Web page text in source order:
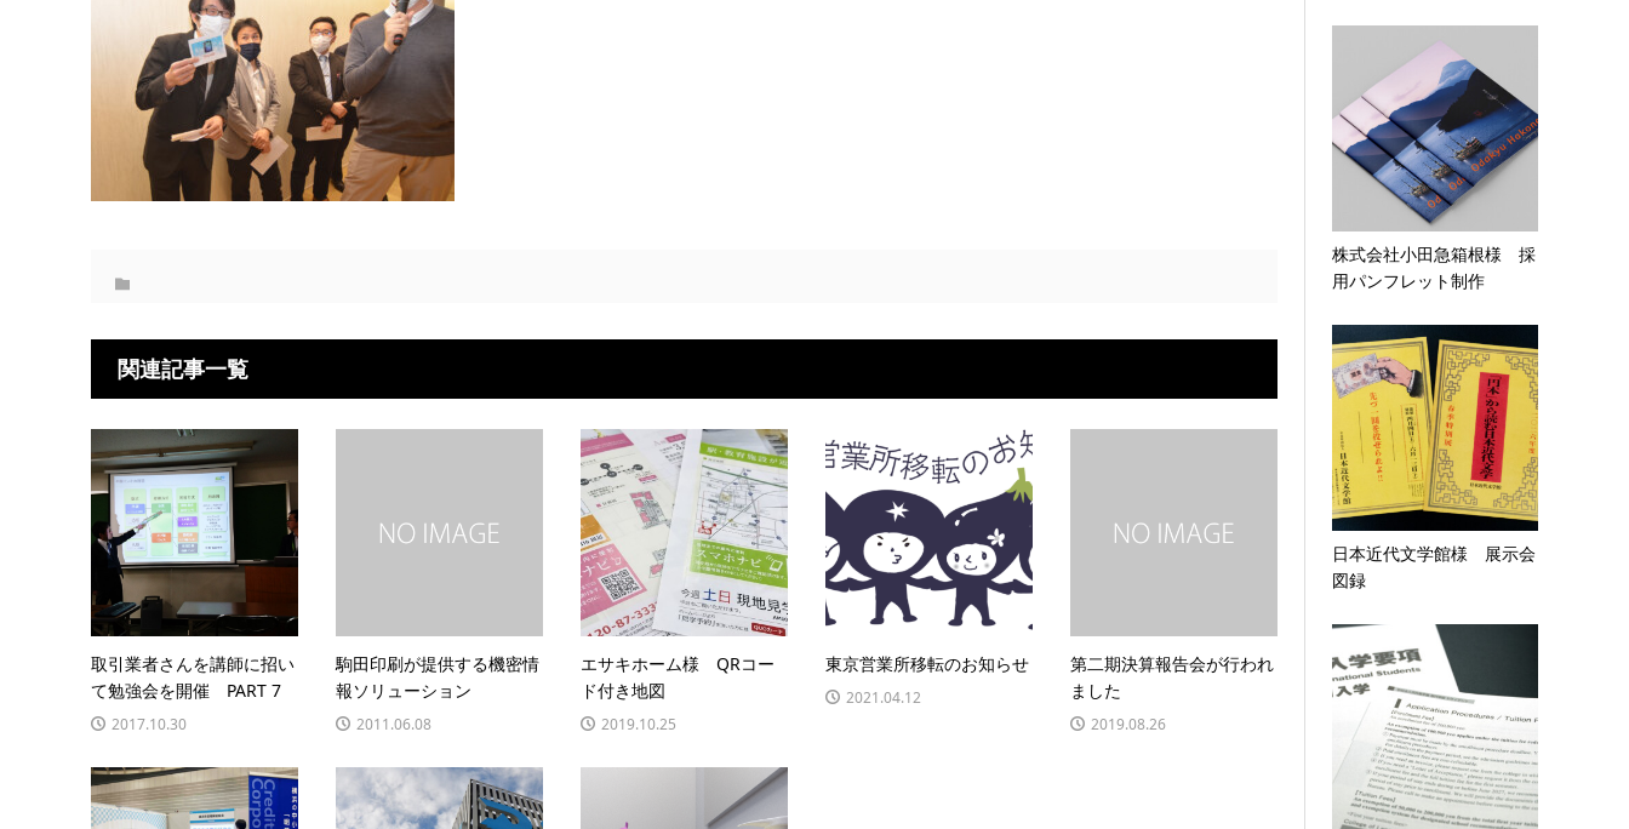
関連記事一覧
取引業者さんを講師に招い
て勉強会を開催 PART 7
2017.10.30
駒田印刷が提供する機密情
報ソリューション
2011.06.08
エサキホーム様 QRコー
ド付き地図
2019.10.25
東京営業所移転のお知らせ
2021.04.12
第二期決算報告会が行われ
ました
2019.08.26
株式会社小田急箱根様 採
用パンフレット制作
日本近代文学館様 展示会
図録